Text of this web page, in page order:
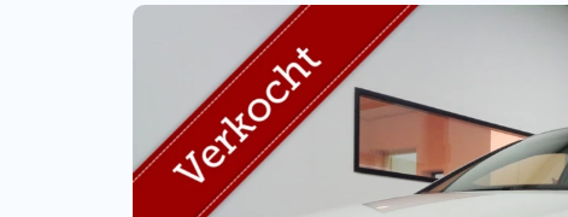
Gehele aanbod
Bekijk volledig aanbod
Gezinsauto’s
Bekijk alle gezinsauto’s
Hele aanbod
Bekijk alle stadsauto’s